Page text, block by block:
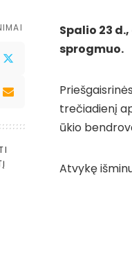
Spalio 23
sprogmuo.
trečiadienį
ūkio
Atvykę